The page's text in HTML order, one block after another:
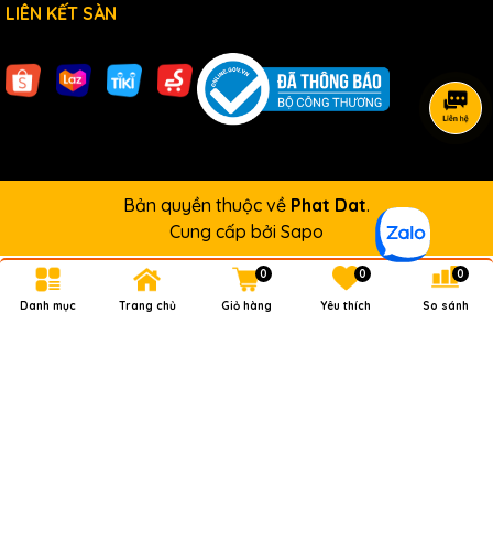
LIÊN KẾT SÀN
Bản quyền thuộc về Phat Dat.
Cung cấp bởi Sapo
Danh mục Trang chủ Giỏ hàng
0
Yêu thích
0
So sánh
0